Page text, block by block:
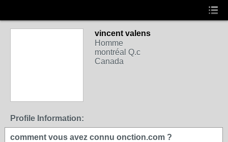
vincent valens
Homme
montréal Q.c
Canada
Profile Information:
comment vous avez connu onction.com ?